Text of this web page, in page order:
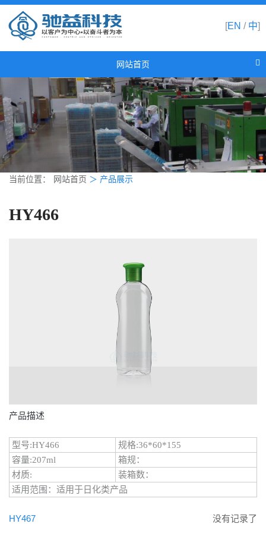
[EN / 中]
网站首页
网站首页
关于驰益
产品展示
新闻资讯
合作伙伴
当前位置： 网站首页 ＞ 产品展示
HY466
产品描述
型号:HY466
规格:36*60*155
容量:207ml
箱规：
材质:
装箱数：
适用范围：适用于日化类产品
HY467 没有记录了